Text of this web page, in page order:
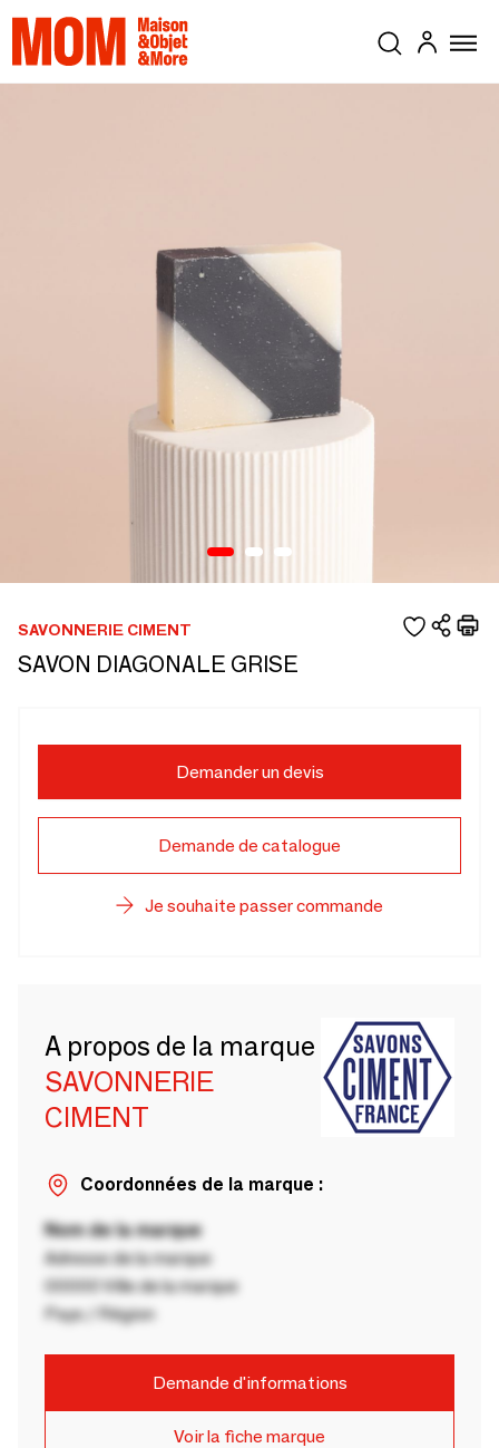
SAVONNERIE CIMENT
SAVON DIAGONALE GRISE
Demander un devis
Demande de catalogue
Je souhaite passer commande
A propos de la marque
SAVONNERIE
CIMENT
Coordonnées de la marque :
Nom de la marque
Adresse de la marque
00000 Ville de la marque
Pays / Région
Demande d'informations
Voir la fiche marque